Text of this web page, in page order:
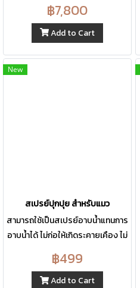
฿7,800
Add to Cart
New
สเปรย์ปุกปุย สำหรับแมว
สามารถใช้เป็นสเปรย์อาบน้ำแทนการ
อาบน้ำได้ ไม่ก่อให้เกิดระคายเคือง ไม่
โยน ไม่เป็นอันตรายเมือสัตว์ของคุณ
เลียหรือเข้าหู-ตา
฿499
Add to Cart